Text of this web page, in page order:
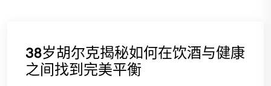
38岁胡尔克揭秘如何在饮酒与健康
之间找到完美平衡